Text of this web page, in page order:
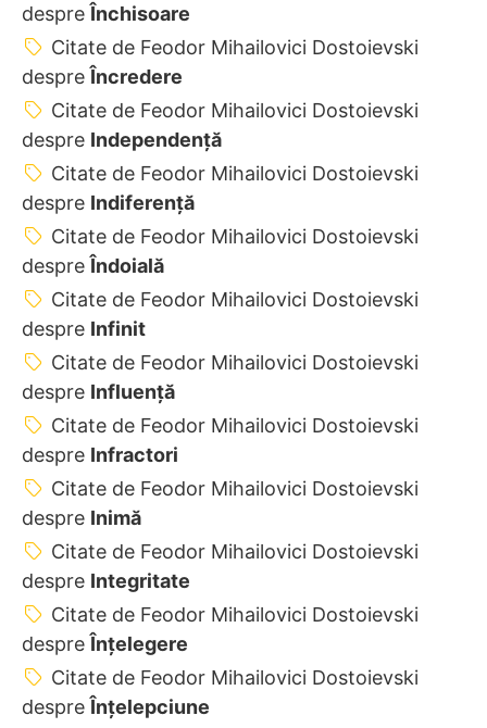
despreÎnchisoare
Citate de Feodor Mihailovici Dostoievski
despreÎncredere
Citate de Feodor Mihailovici Dostoievski
despre Independenţă
Citate de Feodor Mihailovici Dostoievski
despre Indiferență
Citate de Feodor Mihailovici Dostoievski
despreÎndoială
Citate de Feodor Mihailovici Dostoievski
despre Infinit
Citate de Feodor Mihailovici Dostoievski
despre Influență
Citate de Feodor Mihailovici Dostoievski
despre Infractori
Citate de Feodor Mihailovici Dostoievski
despre Inimă
Citate de Feodor Mihailovici Dostoievski
despre Integritate
Citate de Feodor Mihailovici Dostoievski
despreÎnțelegere
Citate de Feodor Mihailovici Dostoievski
despreÎnțelepciune